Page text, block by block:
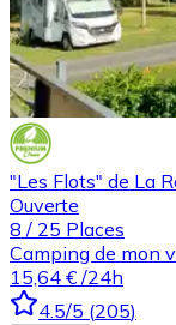
"Les Flots" de La
Ouverte
8 / 25 Places
Camping de mon
15,64 € /24h
4.5/5 (205)